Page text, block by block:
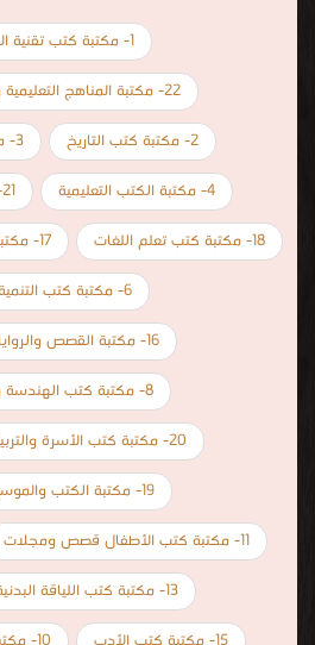
1- مكتبة كتب تقنية المعلومات
22- مكتبة المناهج التعليمية والكتب الدراسية
2- مكتبة كتب التاريخ
3- مكتبة كتب إسلامية
4- مكتبة الكتب التعليمية
21- مكتبة الكتب العلمية
18- مكتبة كتب تعلم اللغات
17- مكتبة كتب علوم سياسية وقانونية
6- مكتبة كتب التنمية البشرية
16- مكتبة القصص والروايات والمجلّات
8- مكتبة كتب الهندسة والتكنولوجيا
20- مكتبة كتب الأسرة والتربية الطبخ والديكور
19- مكتبة الكتب والموسوعات العامة
11- مكتبة كتب الأطفال قصص ومجلات
13- مكتبة كتب اللياقة البدنية والصحة العامة